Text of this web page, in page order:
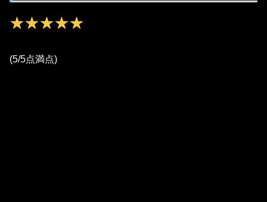
★★★★★
★★★★★
(5/5点満点)